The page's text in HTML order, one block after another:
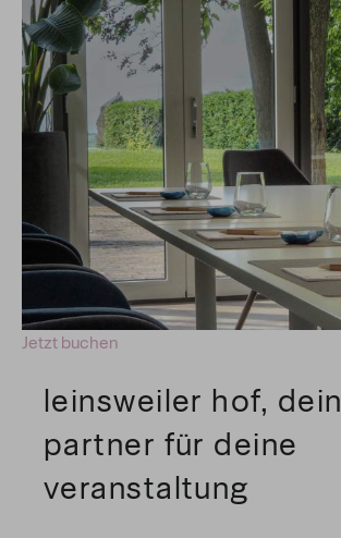
Jetzt buchen
leinsweiler hof, dein
partner für deine
veranstaltung